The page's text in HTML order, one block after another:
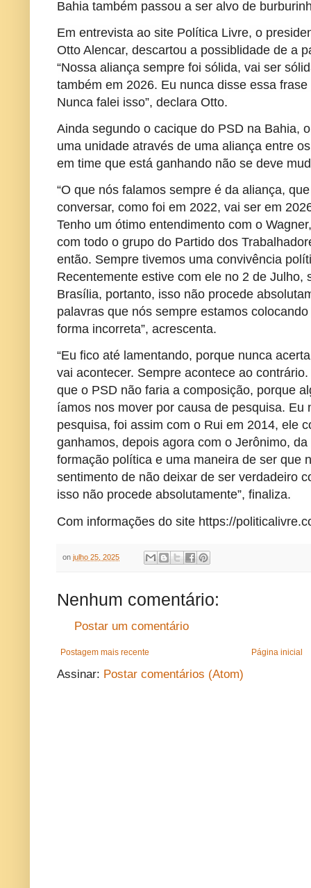
Bahia também passou a ser alvo de
Em entrevista ao site Política Livre, o
Otto Alencar, descartou a possiblidade de a
“Nossa aliança sempre foi sólida, vai ser
também em 2026. Eu nunca disse essa
Nunca falei isso”, declara Otto.
Ainda segundo o cacique do PSD na Bahia,
uma unidade através de uma aliança entre
em time que está ganhando não se deve
“O que nós falamos sempre é da aliança,
conversar, como foi em 2022, vai ser em
Tenho um ótimo entendimento com o
com todo o grupo do Partido dos
então. Sempre tivemos uma convivência
Recentemente estive com ele no 2 de Julho,
Brasília, portanto, isso não procede
palavras que nós sempre estamos
forma incorreta”, acrescenta.
“Eu fico até lamentando, porque nunca
vai acontecer. Sempre acontece ao
que o PSD não faria a composição, porque
íamos nos mover por causa de pesquisa. Eu
pesquisa, foi assim com o Rui em 2014, ele
ganhamos, depois agora com o Jerônimo,
formação política e uma maneira de ser que
sentimento de não deixar de ser verdadeiro
isso não procede absolutamente”, finaliza.
Com informações do site https://
onjulho 25, 2025
Nenhum comentário:
Postar um comentário
Postagem mais recente Página inicial
Assinar: Postar comentários (Atom)